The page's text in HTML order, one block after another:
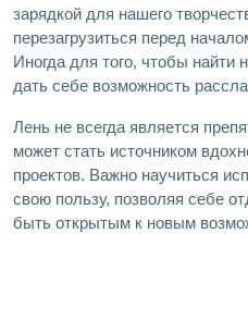
зарядкой для нашего
перезагрузиться перед
Иногда для того, чтобы найти
дать себе возможность
Лень не всегда является
может стать источником
проектов. Важно научиться
свою пользу, позволяя себе
быть открытым к новым